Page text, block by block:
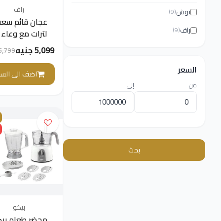
بوش(9)
راف(9)
السعر
من إلى
بحث
راف
سنوات) 5,099 جنيه 5,799
اضف الى
بيكو